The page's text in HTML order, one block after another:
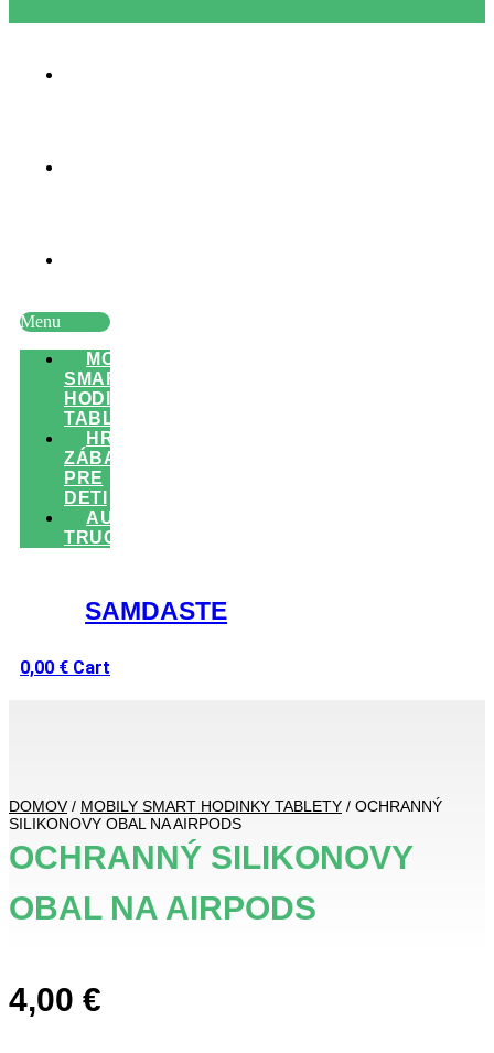
Menu
MOBILY
SMART
HODINKY
TABLETY
HRAČKY
ZÁBAVA
PRE
DETI
AUTO
TRUCK
SAMDASTE
0,00 € Cart
DOMOV/ MOBILY SMART HODINKY TABLETY / OCHRANNÝ
SILIKONOVY OBAL NA AIRPODS
OCHRANNÝ SILIKONOVY
OBAL NA AIRPODS
4,00 €